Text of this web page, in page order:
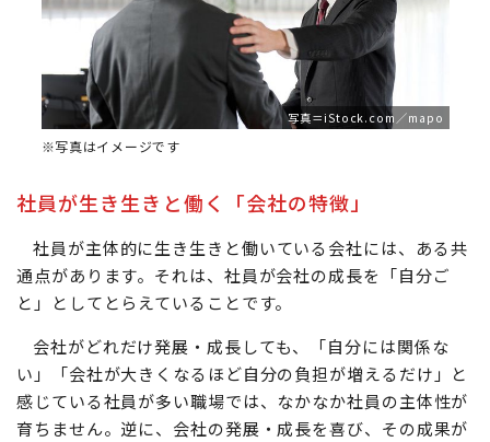
写真＝iStock.com／mapo
※写真はイメージです
社員が生き生きと働く「会社の特徴」
社員が主体的に生き生きと働いている会社には、ある共
通点があります。それは、社員が会社の成長を「自分ご
と」としてとらえていることです。
会社がどれだけ発展・成長しても、「自分には関係な
い」「会社が大きくなるほど自分の負担が増えるだけ」と
感じている社員が多い職場では、なかなか社員の主体性が
育ちません。逆に、会社の発展・成長を喜び、その成果が